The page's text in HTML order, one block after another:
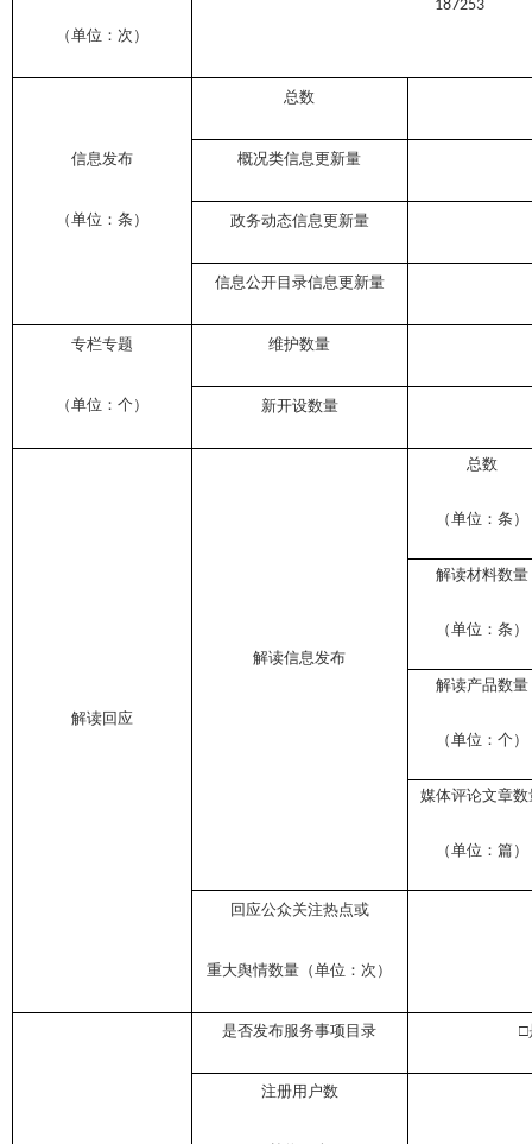
（单位：次）
187253
信息发布
（单位：条）
总数
概况类信息更新量
政务动态信息更新量
信息公开目录信息更新量
专栏专题
（单位：个）
维护数量
新开设数量
解读回应
解读信息发布
总数
（单位：条）
解读材料数量
（单位：条）
解读产品数量
（单位：个）
媒体评论文章数
（单位：篇）
回应公众关注热点或
重大舆情数量（单位：次）
是否发布服务事项目录 □
注册用户数